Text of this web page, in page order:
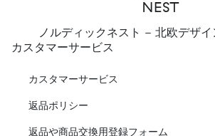
ノルディックネスト - 北欧デザイ
カスタマーサービス
カスタマーサービス
返品ポリシー
返品や商品交換用登録フォーム